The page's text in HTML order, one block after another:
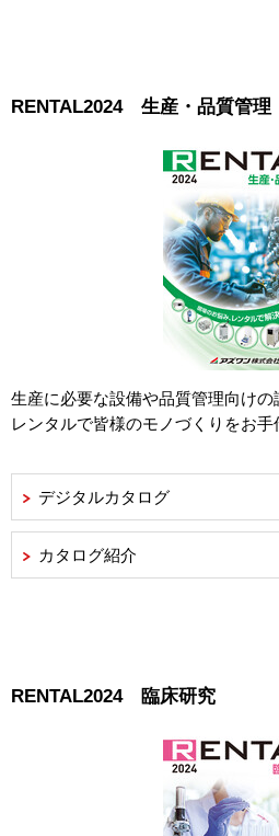
RENTAL2024 生産・品質管理
生産に必要な設備や品質管理向けの
レンタルで皆様のモノづくりをお手
デジタルカタログ
カタログ紹介
RENTAL2024 臨床研究